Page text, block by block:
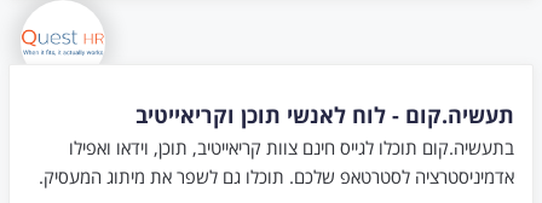
תעשיה.קום - לוח לאנשי תוכן וקריאייטיב
בתעשיה.קום תוכלו לגייס חינם צוות קריאייטיב, תוכן, וידאו ואפילו
אדמיניסטרציה לסטרטאפ שלכם. תוכלו גם לשפר את מיתוג המעסיק.